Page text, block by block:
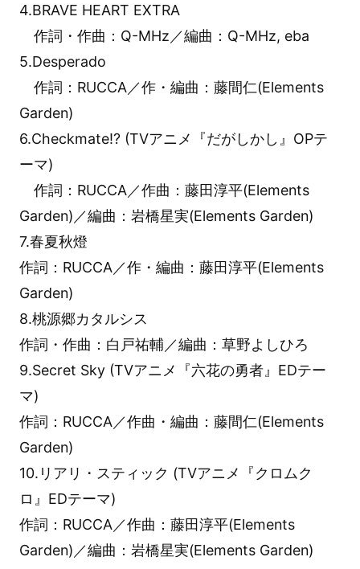
4.BRAVE HEART EXTRA
作詞・作曲：Q-MHz／編曲：Q-MHz, eba
5.Desperado
作詞：RUCCA／作・編曲：藤間仁(Elements
Garden)
6.Checkmate!? (TVアニメ『だがしかし』OPテ
ーマ)
作詞：RUCCA／作曲：藤田淳平(Elements
Garden)／編曲：岩橋星実(Elements Garden)
7.春夏秋燈
作詞：RUCCA／作・編曲：藤田淳平(Elements
Garden)
8.桃源郷カタルシス
作詞・作曲：白戸祐輔／編曲：草野よしひろ
9.Secret Sky (TVアニメ『六花の勇者』EDテー
マ)
作詞：RUCCA／作曲・編曲：藤間仁(Elements
Garden)
10.リアリ・スティック (TVアニメ『クロムク
ロ』EDテーマ)
作詞：RUCCA／作曲：藤田淳平(Elements
Garden)／編曲：岩橋星実(Elements Garden)